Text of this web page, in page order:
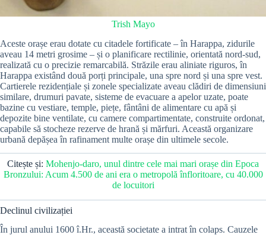
Trish Mayo
Aceste orașe erau dotate cu citadele fortificate – în Harappa, zidurile
aveau 14 metri grosime – și o planificare rectilinie, orientată nord-sud,
realizată cu o precizie remarcabilă. Străzile erau aliniate riguros, în
Harappa existând două porți principale, una spre nord și una spre vest.
Cartierele rezidențiale și zonele specializate aveau clădiri de dimensiuni
similare, drumuri pavate, sisteme de evacuare a apelor uzate, poate
bazine cu vestiare, temple, piețe, fântâni de alimentare cu apă și
depozite bine ventilate, cu camere compartimentate, construite ordonat,
capabile să stocheze rezerve de hrană și mărfuri. Această organizare
urbană depășea în rafinament multe orașe din ultimele secole.
Citește și: Mohenjo-daro, unul dintre cele mai mari orașe din Epoca
Bronzului: Acum 4.500 de ani era o metropolă înfloritoare, cu 40.000
de locuitori
Declinul civilizației
În jurul anului 1600 î.Hr., această societate a intrat în colaps. Cauzele